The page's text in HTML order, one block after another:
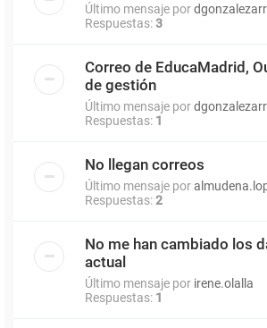
Último mensaje por
Respuestas:3
Correo de EducaMadrid,
de gestión
Último mensaje por
Respuestas: 1
No llegan correos
Último mensaje por
Respuestas:2
No me han cambiado los
actual
Último mensaje por irene.olalla
Respuestas: 1